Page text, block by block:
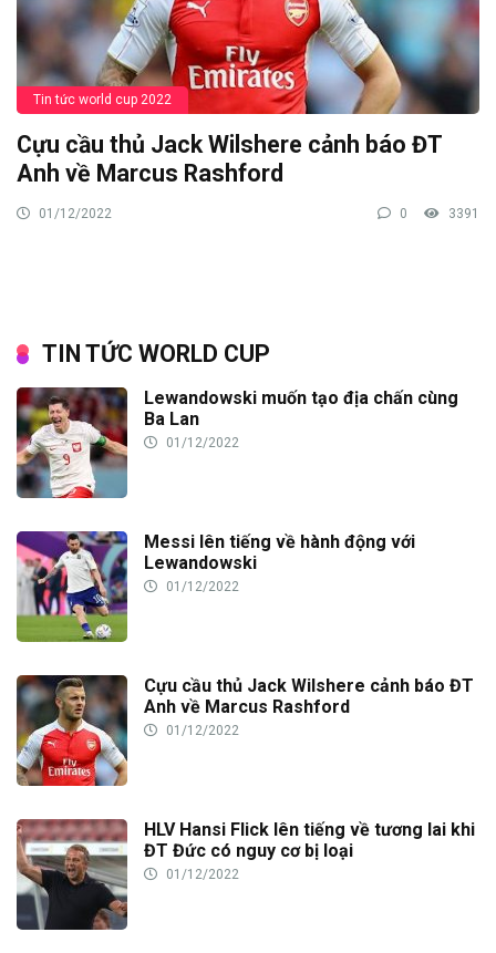
Tin tức world cup 2022
Cựu cầu thủ Jack Wilshere cảnh báo ĐT
Anh về Marcus Rashford
01/12/2022 0 3391
TIN TỨC WORLD CUP
Lewandowski muốn tạo địa chấn cùng
Ba Lan
01/12/2022
Messi lên tiếng về hành động với
Lewandowski
01/12/2022
Cựu cầu thủ Jack Wilshere cảnh báo ĐT
Anh về Marcus Rashford
01/12/2022
HLV Hansi Flick lên tiếng về tương lai khi
ĐT Đức có nguy cơ bị loại
01/12/2022